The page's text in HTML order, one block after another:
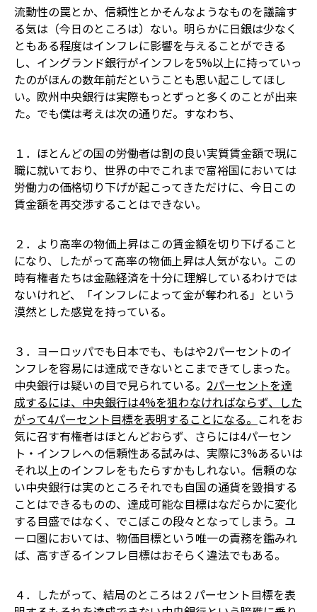
流動性の罠とか、信頼性とかそんなようなものを議論す
る気は（今日のところは）ない。明らかに日銀は少なく
ともある程度はインフレに影響を与えることができる
し、イングランド銀行がインフレを5%以上に持っていっ
たのがほんの数年前だということも思い起こしてほし
い。欧州中央銀行は実際もっとずっと多くのことが出来
た。でも僕は考えは次の通りだ。すなわち、
１．ほとんどの国の労働者は割の良い実質賃金額で現に
職に就いており、世界の中でこれまで富裕国においては
労働力の価格切り下げが起こってきただけに、今日この
賃金額を再交渉することはできない。
２．より高率の物価上昇はこの賃金額を切り下げること
になり、したがって高率の物価上昇は人気がない。この
時有権者たちは金融経済を十分に理解しているわけでは
ないけれど、「インフレによって金が奪われる」という
漠然とした感覚を持っている。
３．ヨーロッパでも日本でも、もはや2パーセントのイ
ンフレを容易には達成できないとこまできてしまった。
中央銀行は疑いの目で見られている。 2パーセントを達
成するには、中央銀行は4%を狙わなければならず、した
がって4パーセント目標を表明することになる。 これをお
気に召す有権者はほとんどおらず、さらには4パーセン
ト・インフレへの信頼性ある試みは、実際に3%あるいは
それ以上のインフレをもたらすかもしれない。信頼のな
い中央銀行は実のところそれでも自国の通貨を毀損する
ことはできるものの、達成可能な目標はなだらかに変化
する目盛ではなく、でこぼこの段々となってしまう。ユ
ーロ圏においては、物価目標という唯一の責務を鑑みれ
ば、高すぎるインフレ目標はおそらく違法でもある。
４．したがって、結局のところは２パーセント目標を表